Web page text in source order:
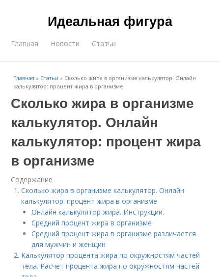
Идеальная фигура
Главная Новости Статьи
Главная » Статьи » Сколько жира в организме калькулятор. Онлайн
калькулятор: процент жира в организме
Сколько жира в организме
калькулятор. Онлайн
калькулятор: процент жира
в организме
Содержание
Сколько жира в организме калькулятор. Онлайн
калькулятор: процент жира в организме
Онлайн калькулятор жира. Инструкции.
Средний процент жира в организме
Средний процент жира в организме различается
для мужчин и женщин
Калькулятор процента жира по окружностям частей
тела. Расчет процента жира по окружностям частей